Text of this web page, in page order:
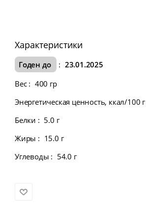
Характеристики
Годен до : 23.01.2025
Вес : 400 гр
Энергетическая ценность, ккал/100 г
Белки : 5.0 г
Жиры : 15.0 г
Углеводы : 54.0 г